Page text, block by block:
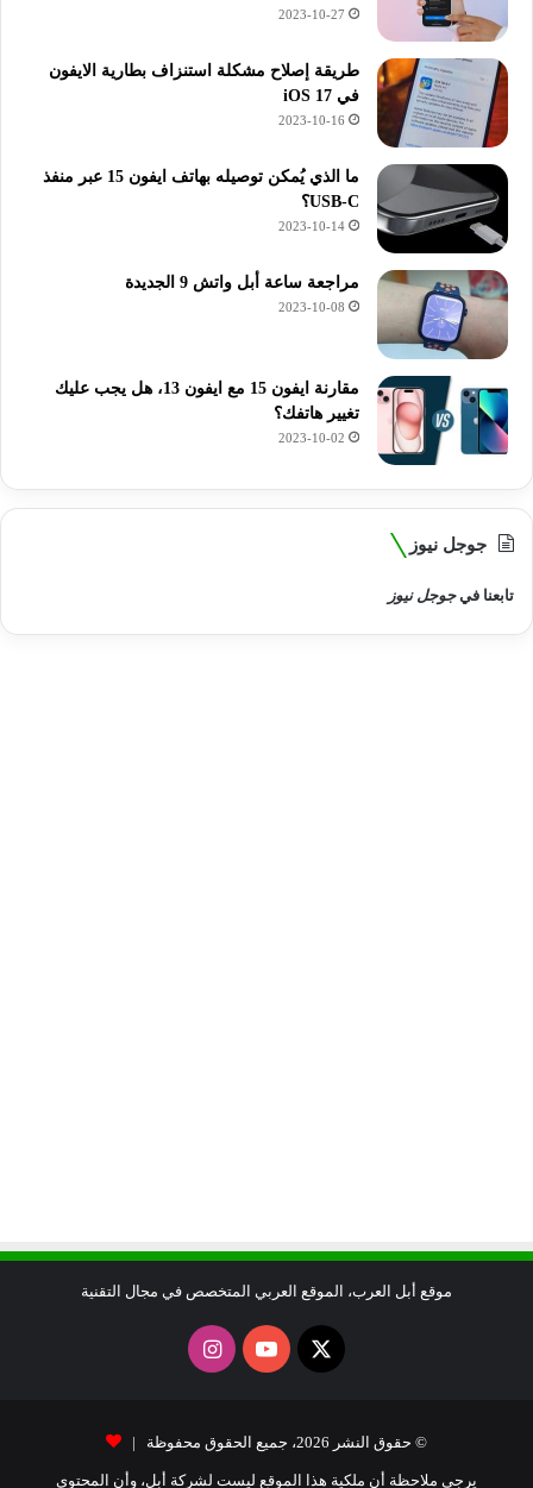
2023-10-27
طريقة إصلاح مشكلة استنزاف بطارية الايفون
في iOS 17
2023-10-16
ما الذي يُمكن توصيله بهاتف ايفون 15 عبر منفذ
USB-C؟
2023-10-14
مراجعة ساعة أبل واتش 9 الجديدة
2023-10-08
مقارنة ايفون 15 مع ايفون 13، هل يجب عليك
تغيير هاتفك؟
2023-10-02
جوجل نيوز
تابعنا فيجوجل نيوز
موقع أبل العرب، الموقع العربي المتخصص في مجال التقنية
X يوتيوبانستقرام
© حقوق النشر 2026، جميع الحقوق محفوظة |
يرجى ملاحظة أن ملكية هذا الموقع ليست لشركة أبل، وأن المحتوى